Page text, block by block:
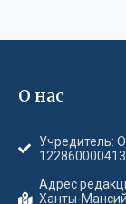
О нас
Учредитель:
Адрес
Ханты-